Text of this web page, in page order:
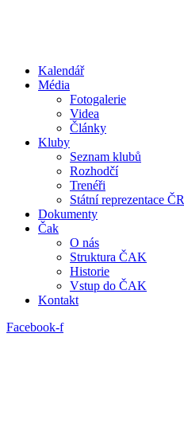
Kalendář
Média
Fotogalerie
Videa
Články
Kluby
Seznam klubů
Rozhodčí
Trenéři
Státní reprezentace ČR
Dokumenty
Čak
O nás
Struktura ČAK
Historie
Vstup do ČAK
Kontakt
Facebook-f